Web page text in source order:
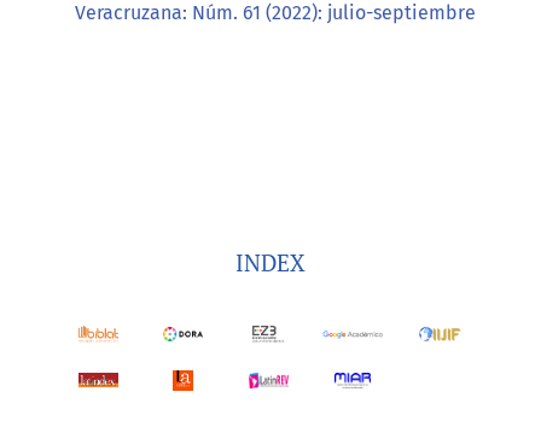
Veracruzana: Núm. 61 (2022): julio-septiembre
INDEX